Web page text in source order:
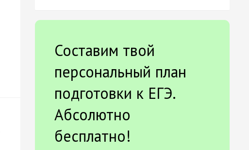
Составим твой
персональный план
подготовки к ЕГЭ.
Абсолютно
бесплатно!